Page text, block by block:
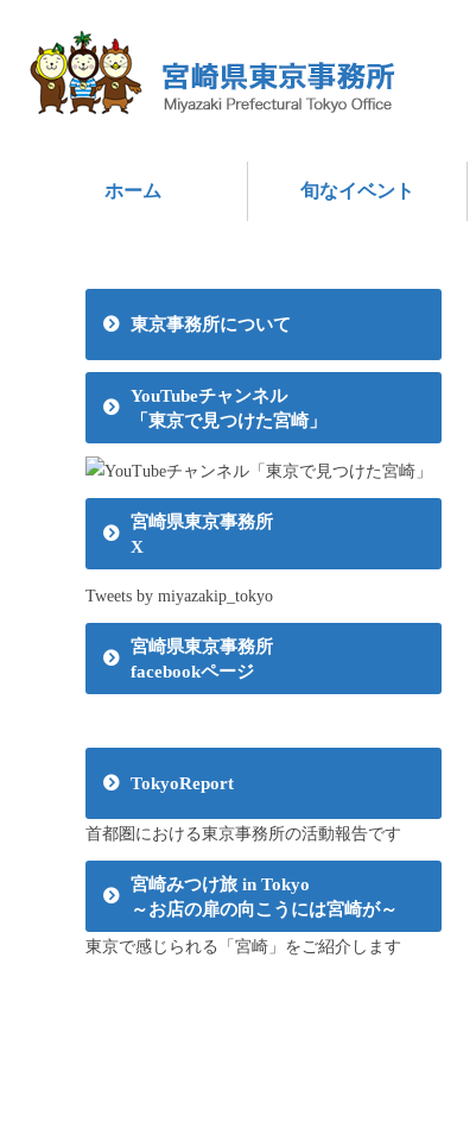
ホーム 旬なイベント
東京事務所について
YouTubeチャンネル
「東京で見つけた宮崎」
宮崎県東京事務所
X
Tweets by miyazakip_tokyo
宮崎県東京事務所
facebookページ
TokyoReport
首都圏における東京事務所の活動報告です
宮崎みつけ旅 in Tokyo
～お店の扉の向こうには宮崎が～
東京で感じられる「宮崎」をご紹介します